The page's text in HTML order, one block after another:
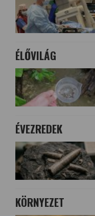
ÉLŐVILÁG
ÉVEZREDEK
KÖRNYEZET